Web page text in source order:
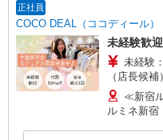
当の種類
時にお尋ね
正社員
COCO DEAL（ココディール
未経験歓
未経験
（店長候
270,000円
含む） ※経験・能力考慮 ※固定残業時間は1ヶ月
あたり20
3万円まで
≪新宿
ルミネ新宿